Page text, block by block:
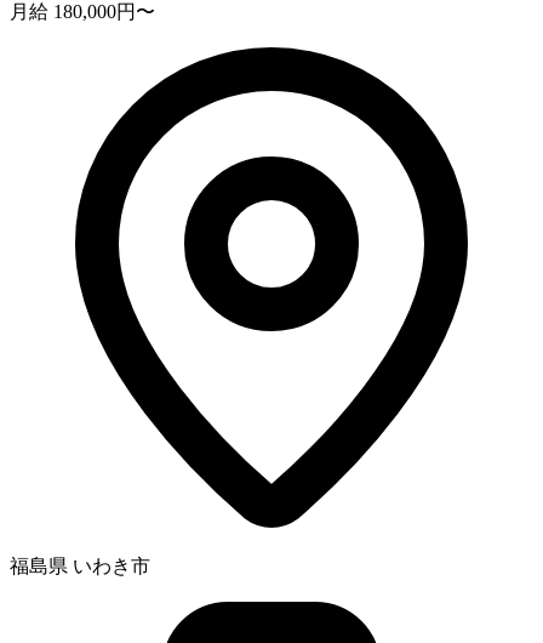
月給 180,000円〜
福島県 いわき市